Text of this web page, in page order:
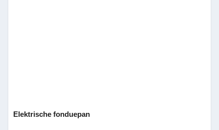
Elektrische fonduepan